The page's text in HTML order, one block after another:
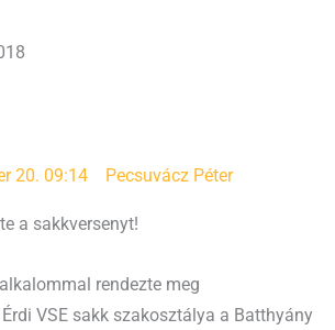
20. 09:14 Pecsuvácz Péter
a sakkversenyt!
rendezte meg
VSE sakk szakosztálya a Batthyány